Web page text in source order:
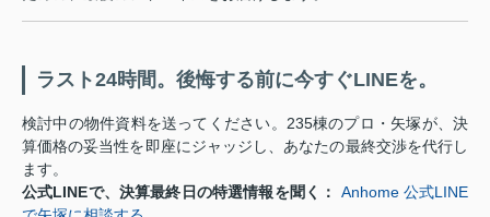
ラスト24時間。後悔する前に今すぐLINEを。
検討中の物件資料を送ってください。235棟のプロ・矢塚が、決
算価格の妥当性を即座にジャッジし、あなたの最終交渉を代行し
ます。
公式LINEで、決算最終日の特選情報を聞く：
Anhome 公式LINE